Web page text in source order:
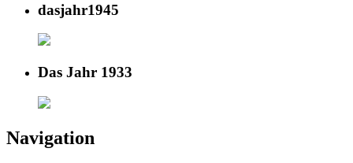
dasjahr1945
Das Jahr 1933
Navigation